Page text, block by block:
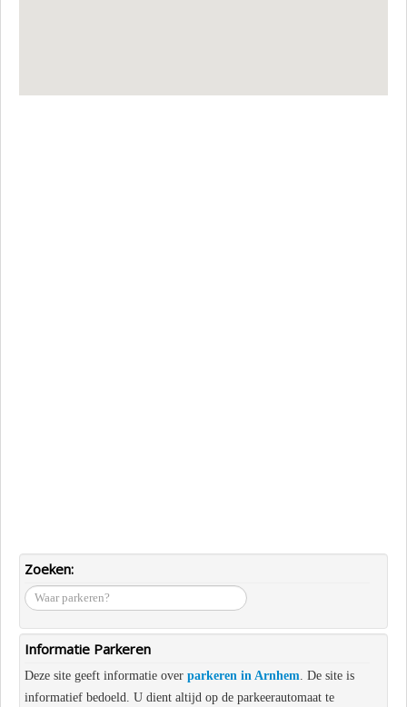
Zoeken:
waar
parkeren?
Informatie Parkeren
Deze site geeft informatie over parkeren in Arnhem . De site is
informatief bedoeld. U dient altijd op de parkeerautomaat te